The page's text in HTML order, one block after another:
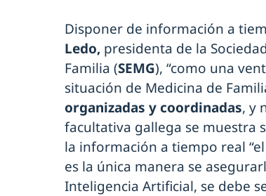
Disponer de información a
Ledo, presidenta de la
Familia (SEMG), “como una
situación de Medicina de
organizadas y coordinadas, y
facultativa gallega se muestra
la información a tiempo real
es la única manera se
Inteligencia Artificial, se debe